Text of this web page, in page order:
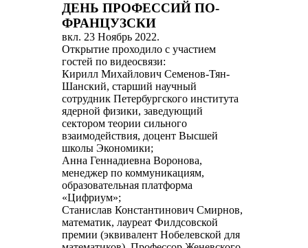
ДЕНЬ ПРОФЕССИЙ ПО-
ФРАНЦУЗСКИ
вкл. 23 Ноябрь 2022.
Открытие проходило с участием
гостей по видеосвязи:
Кирилл Михайлович Семенов-Тян-
Шанский, старший научный
сотрудник Петербургского института
ядерной физики, заведующий
сектором теории сильного
взаимодействия, доцент Высшей
школы Экономики;
Анна Геннадиевна Воронова,
менеджер по коммуникациям,
образовательная платформа
«Цифриум»;
Станислав Константинович Смирнов,
математик, лауреат Филдсовской
премии (эквивалент Нобелевской для